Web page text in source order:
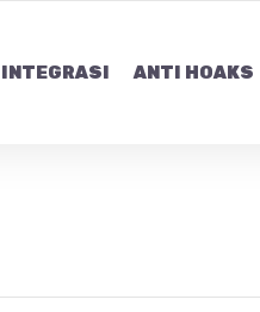
INTEGRASI ANTI HOAKS